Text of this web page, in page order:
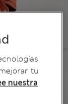
tu
nuestra